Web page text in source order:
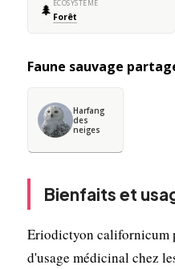
🌲 ÉCOSYSTÈME
Forêt
Faune sauvage
Harfang
des
neiges
Bienfaits et
Eriodictyon californicum
d'usage médicinal chez